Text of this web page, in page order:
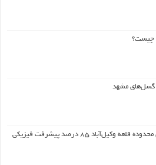
چیست؟
گسل‌های مشهد
طراحی شهری محدوده قلعه وکیل‌آباد ۸۵ درصد پیشرفت فیزیکی